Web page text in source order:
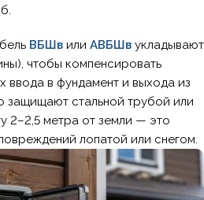
ВБШв или АВБШв укладывают
чтобы компенсировать
ввода в фундамент и выхода из
защищают стальной трубой или
2–2,5 метра от земли — это
лопатой или снегом.